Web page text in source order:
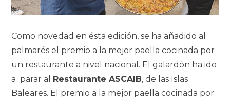
Como novedad en ésta edición, se ha añadido al
palmarés el premioa la mejor paella cocinada por
un restaurante a nivel nacional. El galardón ha ido
a parar al Restaurante ASCAIB, de las Islas
Baleares. El premio a la mejor paellacocinada por